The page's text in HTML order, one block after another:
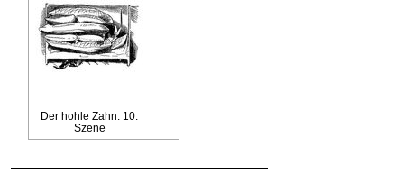
Der hohle Zahn: 10.
Szene